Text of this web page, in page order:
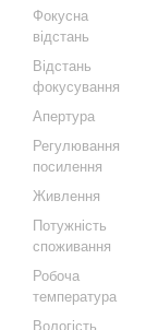
Фокусна
відстань
Відстань
фокусування
Апертура
Регулювання
посилення
Живлення
Потужність
споживання
Робоча
температура
Вологість